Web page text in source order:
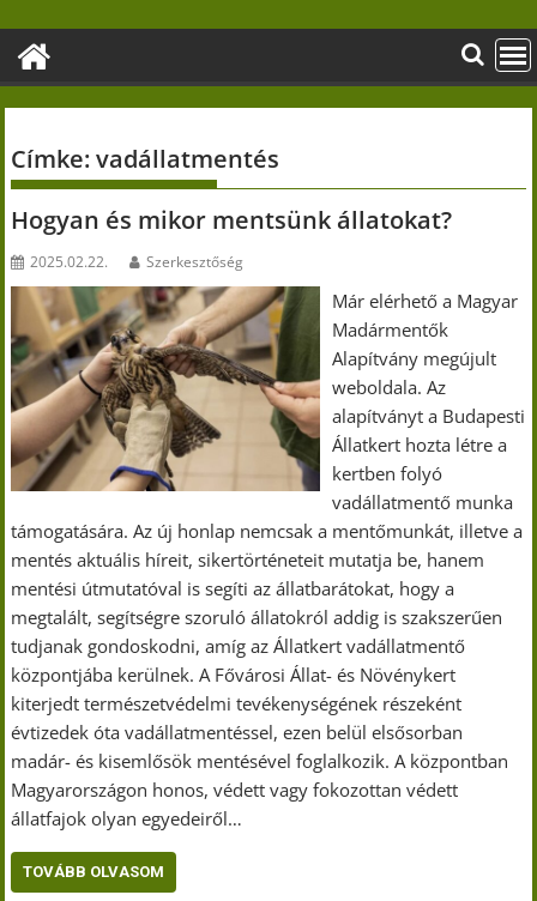
content
Címke:vadállatmentés
Hogyan és mikor mentsünk állatokat?
2025.02.22. Szerkesztőség
Már elérhető a Magyar
Madármentők
Alapítvány megújult
weboldala. Az
alapítványt a Budapesti
Állatkert hozta létre a
kertben folyó
vadállatmentő munka
támogatására. Az új honlap nemcsak a mentőmunkát, illetve a
mentés aktuális híreit, sikertörténeteit mutatja be, hanem
mentési útmutatóval is segíti az állatbarátokat, hogy a
megtalált, segítségre szoruló állatokról addig is szakszerűen
tudjanak gondoskodni, amíg az Állatkert vadállatmentő
központjába kerülnek. A Fővárosi Állat- és Növénykert
kiterjedt természetvédelmi tevékenységének részeként
évtizedek óta vadállatmentéssel, ezen belül elsősorban
madár- és kisemlősök mentésével foglalkozik. A központban
Magyarországon honos, védett vagy fokozottan védett
állatfajok olyan egyedeiről…
TOVÁBB OLVASOM